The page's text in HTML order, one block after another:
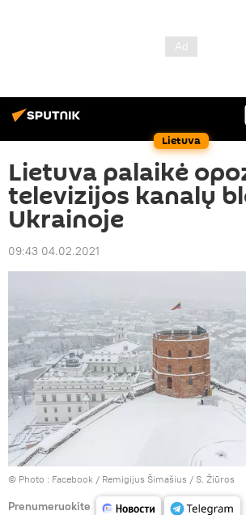
Lietuva
Lietuva palaikė
televizijos kanalų
Ukrainoje
09:43 04.02.2021
© Photo : Facebook / Remigijus Šimašius / S. Žiūros
Prenumeruokite